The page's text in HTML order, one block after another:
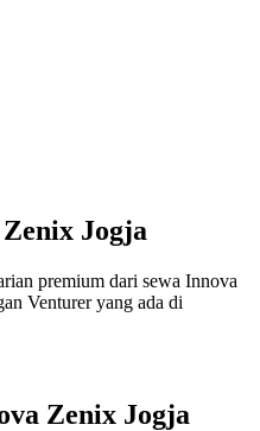
Jogja
premium dari sewa Innova
Venturer yang ada di
Zenix Jogja